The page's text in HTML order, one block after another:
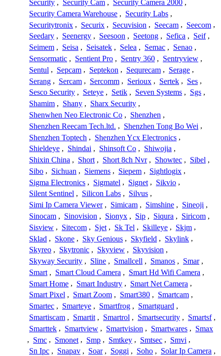
Security , Security Cam , Security Camera 2000 ,
Security Camera Warehouse , Security Labs ,
Securitytronix , Securix , Secuvision , Seecam , Seecom ,
Seedary , Seenergy , Seesoon , Seetong , Sefica , Seif ,
Seimem , Seisa , Seisatek , Selea , Semac , Senao ,
Sensormatic , Sentient Pro , Sentry 360 , Sentryview ,
Sentul , Sepcam , Septekon , Sequrecam , Serage ,
Serang , Sercam , Sercomm , Serioux , Sertek , Ses ,
Sesco Security , Seteye , Setik , Seven Systems , Sgs ,
Shamim , Shany , Sharx Security ,
Shenwhen Neo Electronic Co , Shenzhen ,
Shenzhen Reecam Tech.ltd. , Shenzhen Tong Bo Wei ,
Shenzhen Toptech , Shenzhen Ycx Electronics ,
Shieldeye , Shindai , Shinsoft Co , Shiwojia ,
Shixin China , Short , Short 8ch Nvr , Showtec , Sibel ,
Sibo , Sichuan , Siemens , Siepem , Sightlogix ,
Sigma Electronics , Sigmatel , Signet , Sikvio ,
Silent Sentinel , Silicon Labs , Silvus ,
Simi Ip Camera Viewer , Simicam , Simshine , Sineoji ,
Sinocam , Sinovision , Sionyx , Sip , Siqura , Siricom ,
Sisview , Sitecom , Sjet , Sk Tel , Skilleye , Skjm ,
Sklad , Skone , Sky Genious , Skyfield , Skylink ,
Skyreo , Skytronic , Skyview , Skyvision ,
Skyway Security , Sline , Smallcell , Smanos , Smar ,
Smart , Smart Cloud Camera , Smart Hd Wifi Camera ,
Smart Home , Smart Industry , Smart Net Camera ,
Smart Pixel , Smart Zoom , Smart380 , Smartcam ,
Smartec , Smarteye , Smartfrog , Smartguard ,
Smartiscam , Smartit , Smartrol , Smartsecurity , Smartsf ,
Smarttek , Smartview , Smartvision , Smartwares , Smax
, Smc , Smonet , Smp , Smtkey , Smtsec , Smvi ,
Sn Ipc , Snapav , Soar , Soggi , Soho , Solar Ip Camera ,